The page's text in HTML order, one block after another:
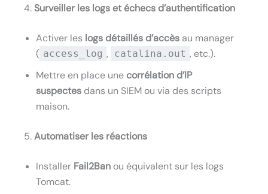
4.Surveiller les logs et échecs d’authentification
Activer les logs détaillés d’accès au manager
( access_log , catalina.out , etc.).
Mettre en place unecorrélation d’IP
suspectes dans un SIEM ou via des scripts
maison.
5.Automatiser les réactions
Installer Fail2Ban ou équivalent sur les logs
Tomcat.